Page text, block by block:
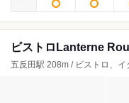
ビストロLanterne
五反田駅 208m / ビストロ、